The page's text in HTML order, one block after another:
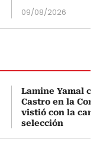
09/08/2026
Lamine Yamal
Castro en la
vistió con la
selección